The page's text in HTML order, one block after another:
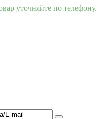
уточняйте по телефону.